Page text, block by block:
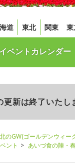
道 東北 関東
ベントカレンダー
更新は終了いたし
のGW(ゴールデンウィー
ント
あいづ食の陣・